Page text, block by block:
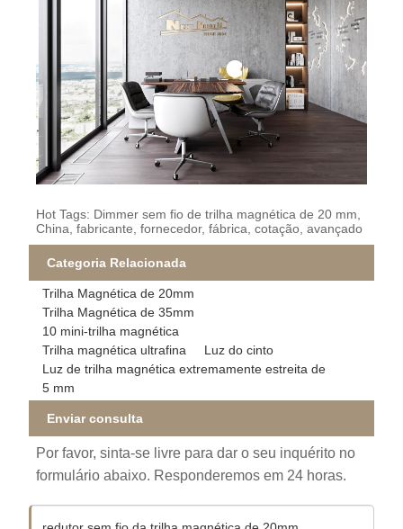
Hot Tags: Dimmer sem fio de trilha magnética de 20 mm,
China, fabricante, fornecedor, fábrica, cotação, avançado
Categoria Relacionada
Trilha Magnética de 20mm
Trilha Magnética de 35mm
10 mini-trilha magnética
Trilha magnética ultrafina
Luz do cinto
Luz de trilha magnética extremamente estreita de
5 mm
Enviar consulta
Por favor, sinta-se livre para dar o seu inquérito no
formulário abaixo. Responderemos em 24 horas.